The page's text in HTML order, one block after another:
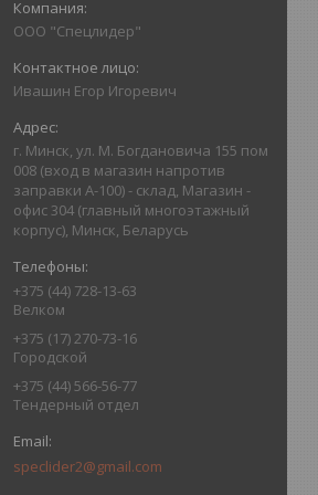
ООО "Спецлидер"
Ивашин Егор Игоревич
г. Минск, ул. М. Богдановича 155 пом
008 (вход в магазин напротив
заправки А-100) - склад, Магазин -
офис 304 (главный многоэтажный
корпус), Минск, Беларусь
+375 (44) 728-13-63
Велком
+375 (17) 270-73-16
Городской
+375 (44) 566-56-77
Тендерный отдел
speclider2@gmail.com